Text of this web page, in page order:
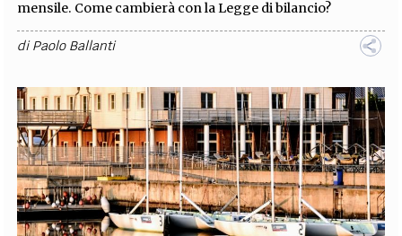
mensile. Come cambierà con la Legge di bilancio?
diPaolo Ballanti